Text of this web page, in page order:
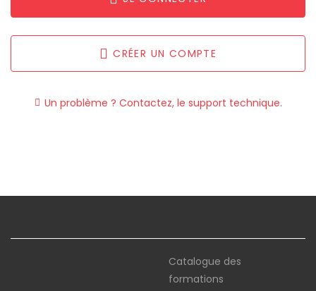
CRÉER UN COMPTE
Un problème ? Contactez, le support technique.
Catalogue des
formations